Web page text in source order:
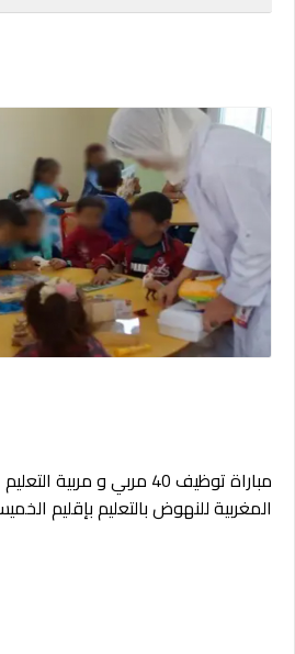
مباراة توظيف 40 مربي و
المغربية للنهوض بالتعليم بإقليم